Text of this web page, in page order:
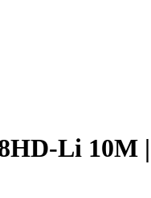
Li 10M